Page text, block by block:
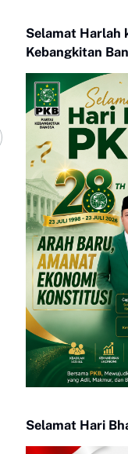
Selamat Harlah
Kebangkitan
Selamat Hari